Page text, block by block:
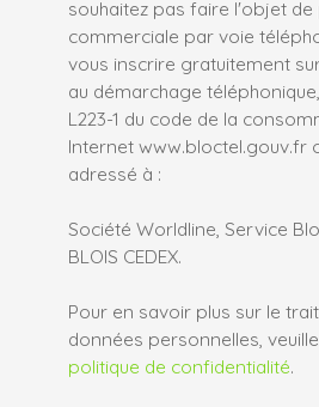
souhaitez pas faire l'objet
commerciale par voie
vous inscrire gratuitement
au démarchage
L223-1 du code de la
Internet www.bloctel.gouv.fr
adressé à :
Société Worldline, Service
BLOIS CEDEX.
Pour en savoir plus sur le
données personnelles,
politique de confidentialité.